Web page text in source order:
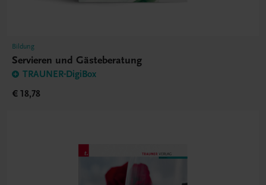
Bildung
Servieren und Gästeberatung
TRAUNER-DigiBox
€ 18,78